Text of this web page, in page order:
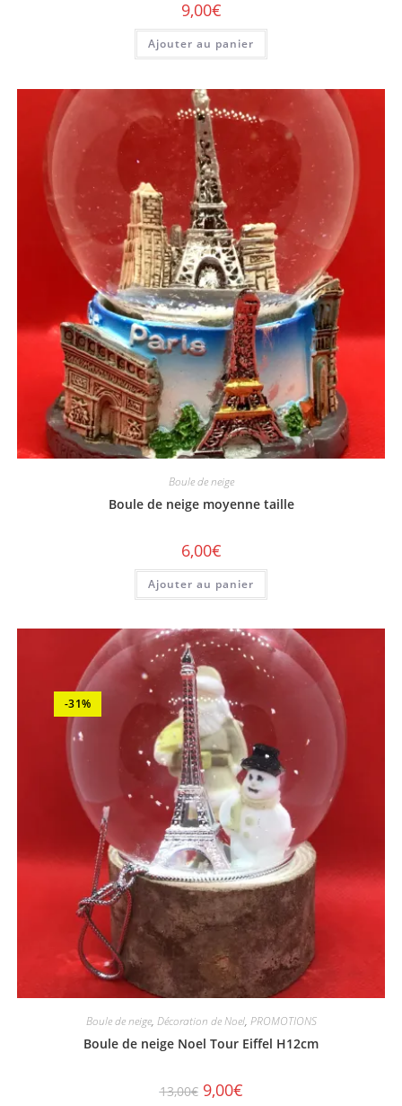
9,00€
Ajouter au panier
Boule de neige
Boule de neige moyenne taille
6,00€
Ajouter au panier
-31%
Boule de neige, Décoration de Noel, PROMOTIONS
Boule de neige Noel Tour Eiffel H12cm
13,00€ 9,00€